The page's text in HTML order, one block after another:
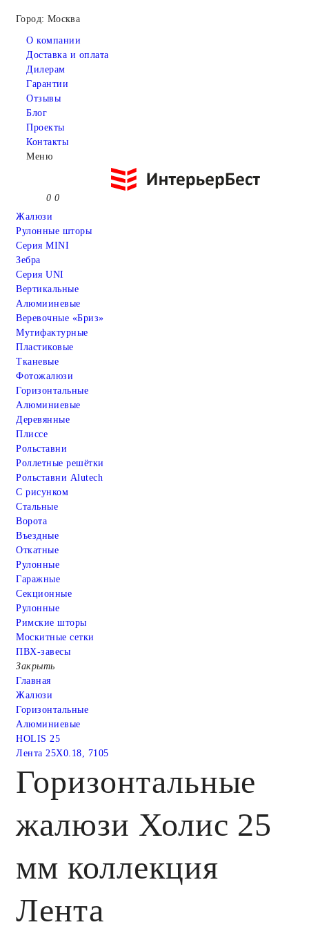
Город: Москва
О компании
Доставка и оплата
Дилерам
Гарантии
Отзывы
Блог
Проекты
Контакты
Меню
0 0
Жалюзи
Рулонные шторы
Серия MINI
Зебра
Серия UNI
Вертикальные
Алюмииневые
Веревочные «Бриз»
Мутифактурные
Пластиковые
Тканевые
Фотожалюзи
Горизонтальные
Алюминиевые
Деревянные
Плиссе
Рольставни
Роллетные решётки
Рольставни Alutech
С рисунком
Стальные
Ворота
Въездные
Откатные
Рулонные
Гаражные
Cекционные
Рулонные
Римские шторы
Москитные сетки
ПВХ-завесы
Закрыть
Главная
Жалюзи
Горизонтальные
Алюминиевые
HOLIS 25
Лента 25X0.18, 7105
Горизонтальные
жалюзи Холис 25
мм коллекция
Лента